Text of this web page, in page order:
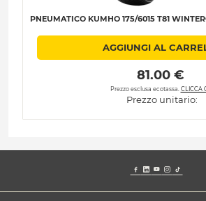
PNEUMATICO KUMHO 175/6015 T81
AGGIUNGI AL
81.00 €
Prezzo esclusa ecotassa. CLICCA
Prezzo unitario: